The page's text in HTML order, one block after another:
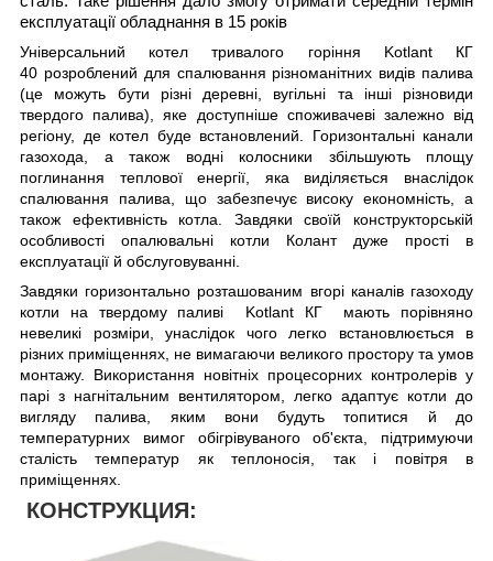
експлуатації обладнання в 15 років
Універсальний котел тривалого горіння Kotlant КГ
40 розроблений для спалювання різноманітних видів палива
(це можуть бути різні деревні, вугільні та інші різновиди
твердого палива), яке доступніше споживачеві залежно від
регіону, де котел буде встановлений. Горизонтальні канали
газохода, а також водні колосники збільшують площу
поглинання теплової енергії, яка виділяється внаслідок
спалювання палива, що забезпечує високу економність, а
також ефективність котла. Завдяки своїй конструкторській
особливості опалювальні котли Колант дуже прості в
експлуатації й обслуговуванні.
Завдяки горизонтально розташованим вгорі каналів газоходу
котли на твердому паливі Kotlant КГ мають порівняно
невеликі розміри, унаслідок чого легко встановлюється в
різних приміщеннях, не вимагаючи великого простору та умов
монтажу. Використання новітніх процесорних контролерів у
парі з нагнітальним вентилятором, легко адаптує котли до
вигляду палива, яким вони будуть топитися й до
температурних вимог обігрівуваного об'єкта, підтримуючи
сталість температур як теплоносія, так і повітря в
приміщеннях.
КОНСТРУКЦИЯ: